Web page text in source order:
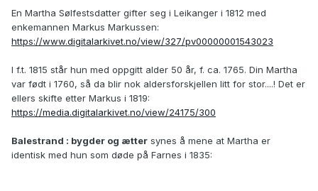
En Martha Sølfestsdatter gifter seg i Leikanger i 1812 med
enkemannen Markus Markussen:
https://www.digitalarkivet.no/view/327/pv00000001543023
I f.t. 1815 står hun med oppgitt alder 50 år, f. ca. 1765. Din Martha
var født i 1760, så da blir nok aldersforskjellen litt for stor....! Det er
ellers skifte etter Markus i 1819:
https://media.digitalarkivet.no/view/24175/300
Balestrand : bygder og ætter synes å mene at Martha er
identisk med hun som døde på Farnes i 1835: